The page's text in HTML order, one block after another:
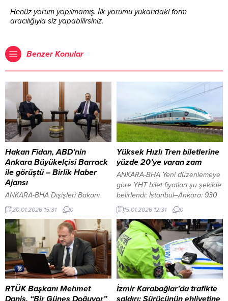
Henüz yorum yapılmamış. İlk yorumu yukarıdaki form
aracılığıyla siz yapabilirsiniz.
Benzer Konular
Hakan Fidan, ABD’nin
Ankara Büyükelçisi Barrack
ile görüştü – Birlik Haber
Ajansı
ANKARA-BHA Dışişleri Bakanı
Hakan Fidan, ABD’nin Ankara
Büyükelçisi ve Suriye Özel
Temsilcisi Tom Barrack’ı
Ankara’da kabul etti. Görüşme,
Suriye’de ateşkes sürecine ilişkin
son gelişmelerin ardından
gerçekleşti. Görüşme sonrası
açıklamalarda bulunan Bakan
Fidan, sabah saatlerinde Barrack
ile bir araya geldiklerini
20.01.2026 15:31 0
Yüksek Hızlı Tren biletlerine
yüzde 20’ye varan zam
ANKARA-BHA Yeni düzenlemeye
göre YHT bilet fiyatları şu şekilde
belirlendi: İstanbul–Ankara: 930
TLYAZI ARASI REKLAM ALANI
İstanbul–Eskişehir: 600 TL
Ankara–Konya: 430 TL Ankara–
Eskişehir: 480 TL Ankara–Sivas:
940 TL İstanbul–Konya: 1.355 TL
Yapılan artışlarla birlikte YHT bilet
ücretlerinde ortalama zam oranı
yaklaşık %20 seviyesinde
gerçekleşti. Zamlı tarifenin
yürürlüğe girdiği belirtilirken,
15.01.2026 12:31 0
RTÜK Başkanı Mehmet
İzmir Karabağlar’da trafikte